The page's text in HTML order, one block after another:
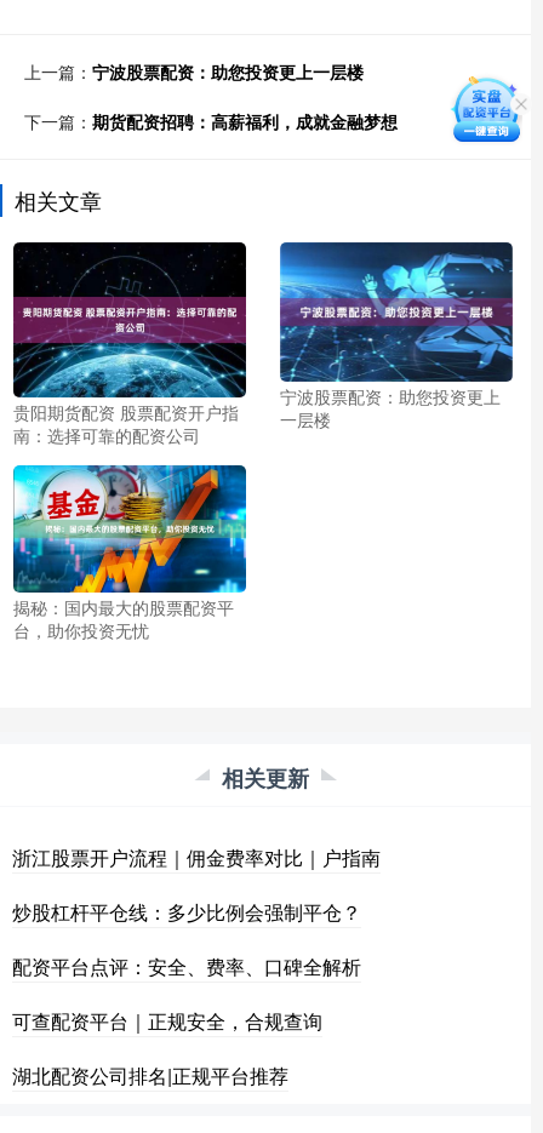
上一篇： 宁波股票配资：助您投资更上一层楼
下一篇： 期货配资招聘：高薪福利，成就金融梦想
相关文章
贵阳期货配资 股票配资开户指
南：选择可靠的配资公司
宁波股票配资：助您投资更上
一层楼
揭秘：国内最大的股票配资平
台，助你投资无忧
相关更新
浙江股票开户流程｜佣金费率对比｜户指南
炒股杠杆平仓线：多少比例会强制平仓？
配资平台点评：安全、费率、口碑全解析
可查配资平台｜正规安全，合规查询
湖北配资公司排名|正规平台推荐